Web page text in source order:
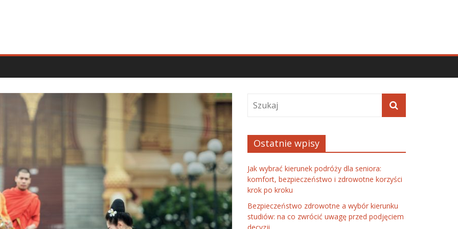
Ostatnie wpisy
Jak wybrać kierunek podróży dla seniora:
komfort, bezpieczeństwo i zdrowotne korzyści
krok po kroku
Bezpieczeństwo zdrowotne a wybór kierunku
studiów: na co zwrócić uwagę przed podjęciem